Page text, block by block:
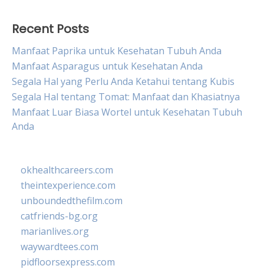
Recent Posts
Manfaat Paprika untuk Kesehatan Tubuh Anda
Manfaat Asparagus untuk Kesehatan Anda
Segala Hal yang Perlu Anda Ketahui tentang Kubis
Segala Hal tentang Tomat: Manfaat dan Khasiatnya
Manfaat Luar Biasa Wortel untuk Kesehatan Tubuh
Anda
okhealthcareers.com
theintexperience.com
unboundedthefilm.com
catfriends-bg.org
marianlives.org
waywardtees.com
pidfloorsexpress.com